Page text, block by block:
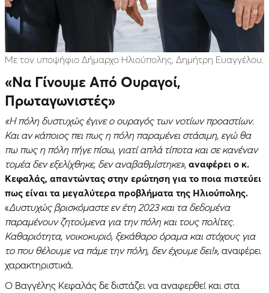
Με τον υποψήφιο Δήμαρχο Ηλιούπολης, Δημήτρη Ευαγγέλου.
«Να Γίνουμε Από Ουραγοί,
Πρωταγωνιστές»
«Η πόλη δυστυχώς έγινε ο ουραγός των νοτίων προαστίων.
Και αν κάποιος πει πως η πόλη παραμένει στάσιμη, εγώ θα
πω πως η πόλη πήγε πίσω, γιατί απλά τίποτα και σε κανέναν
τομέα δεν εξελίχθηκε, δεν αναβαθμίστηκε», αναφέρει ο κ.
Κεφαλάς, απαντώντας στην ερώτηση για το ποια πιστεύει
πως είναι τα μεγαλύτερα προβλήματα της Ηλιούπολης.
«Δυστυχώς βρισκόμαστε εν έτη 2023 και τα δεδομένα
παραμένουν ζητούμενα για την πόλη και τους πολίτες.
Καθαριότητα, νοικοκυριό, ξεκάθαρο όραμα και στόχους για
το που θέλουμε να πάμε την πόλη, δεν έχουμε δει!», αναφέρει
χαρακτηριστικά.
Ο Βαγγέλης Κεφαλάς δε διστάζει να αναφερθεί και στα